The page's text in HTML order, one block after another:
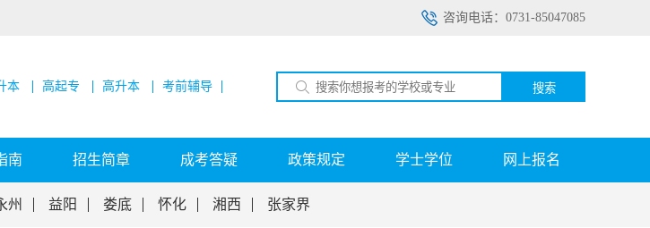
咨询电话：0731-85047085
本 高起专 高升本 考前辅导 搜索
南 招生简章 成考答疑 政策规定 学士学位 网上报名
州 益阳 娄底 怀化 湘西 张家界